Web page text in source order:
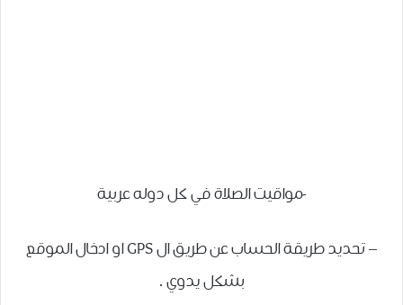
-مواقيت الصلاة في كل دوله عربية
– تحديد طريقة الحساب عن طريق ال GPS او ادخال الموقع
بشكل يدوي .